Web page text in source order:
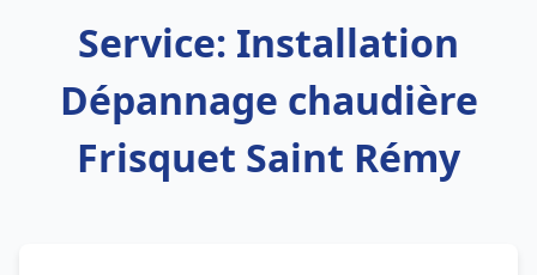
Service: Installation
Dépannage chaudière
Frisquet Saint Rémy